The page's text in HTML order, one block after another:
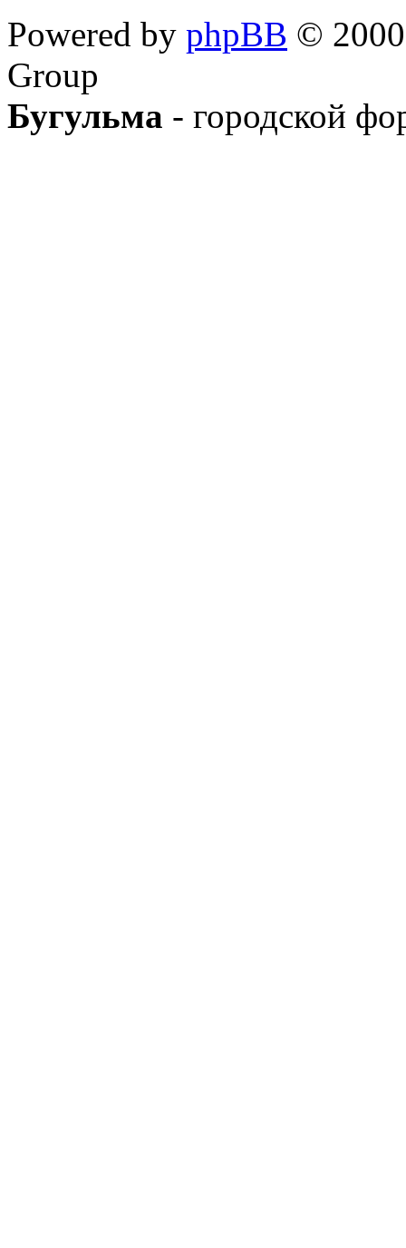
Powered by phpBB ©
Group
Бугульма - городской